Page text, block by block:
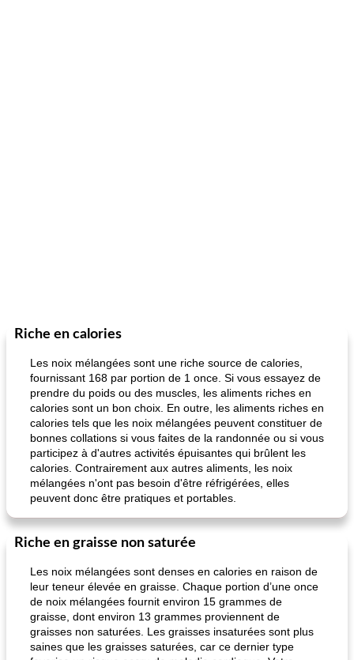
Riche en calories
Les noix mélangées sont une riche source de calories,
fournissant 168 par portion de 1 once. Si vous essayez de
prendre du poids ou des muscles, les aliments riches en
calories sont un bon choix. En outre, les aliments riches en
calories tels que les noix mélangées peuvent constituer de
bonnes collations si vous faites de la randonnée ou si vous
participez à d'autres activités épuisantes qui brûlent les
calories. Contrairement aux autres aliments, les noix
mélangées n'ont pas besoin d'être réfrigérées, elles
peuvent donc être pratiques et portables.
Riche en graisse non saturée
Les noix mélangées sont denses en calories en raison de
leur teneur élevée en graisse. Chaque portion d’une once
de noix mélangées fournit environ 15 grammes de
graisse, dont environ 13 grammes proviennent de
graisses non saturées. Les graisses insaturées sont plus
saines que les graisses saturées, car ce dernier type